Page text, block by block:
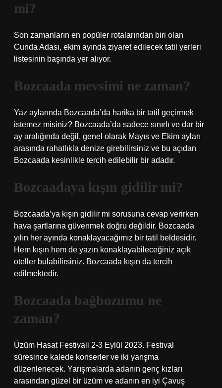
mi?
Son zamanların en popüler rotalarından biri olan
Cunda Adası, ekim ayında ziyaret edilecek tatil yerleri
listesinin başında yer alıyor.
Bozcaada mevsimi ne zaman?
Yaz aylarında Bozcaada’da harika bir tatil geçirmek
istemez misiniz? Bozcaada’da sadece sınırlı ve dar bir
ay aralığında değil, genel olarak Mayıs ve Ekim ayları
arasında rahatlıkla denize girebilirsiniz ve bu açıdan
Bozcaada kesinlikle tercih edilebilir bir adadır.
Bozcaadaya kışın gidilir mi?
Bozcaada’ya kışın gidilir mi sorusuna cevap verirken
hava şartlarına güvenmek doğru değildir. Bozcaada
yılın her ayında konaklayacağımız bir tatil beldesidir.
Hem kışın hem de yazın konaklayabileceğiniz açık
oteller bulabilirsiniz. Bozcaada kışın da tercih
edilmektedir.
Bozcaada bağbozumu ne
zaman?
Üzüm Hasat Festivali 2-3 Eylül 2023. Festival
süresince kalede konserler ve iki yarışma
düzenlenecek. Yarışmalarda adanın genç kızları
arasından güzel bir üzüm ve adanın en iyi Çavuş